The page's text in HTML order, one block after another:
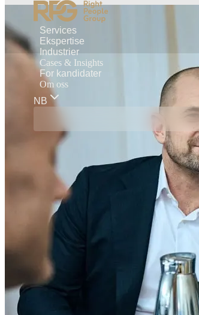
Services
Ekspertise
Industrier
Cases & Insights
For kandidater
Om oss
NB